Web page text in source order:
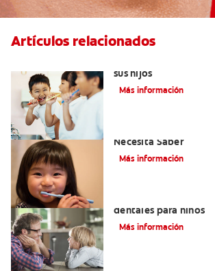
Artículos relacionados
sus hijos
Más información
Necesita Saber
Más información
dentales para niños
Más información